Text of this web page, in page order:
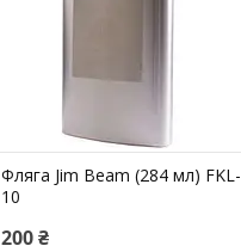
Фляга Jim Beam (284 мл) FKL-
10
200 ₴